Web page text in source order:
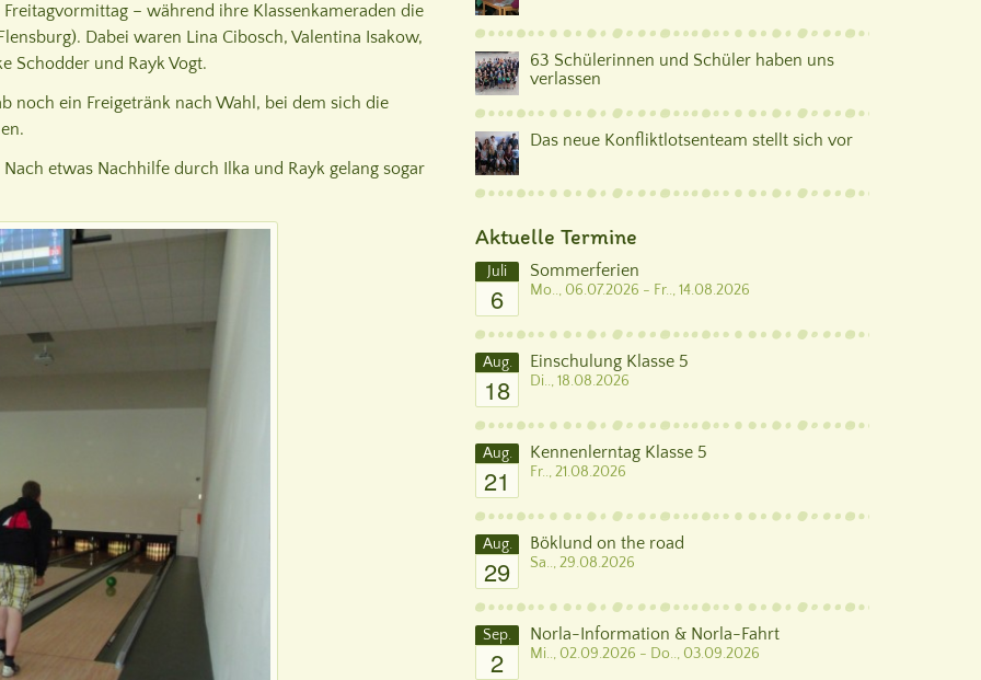
– während ihre Klassenkameraden die
Dabei waren Lina Cibosch, Valentina Isakow,
Schodder und Rayk Vogt.
noch ein Freigetränk nach Wahl, bei dem sich die
etwas Nachhilfe durch Ilka und Rayk gelang sogar
63 Schülerinnen und Schüler haben uns
verlassen
Das neue Konfliktlotsenteam stellt sich vor
Aktuelle Termine
Juli
6
Sommerferien
Mo.., 06.07.2026 - Fr.., 14.08.2026
Aug.
18
Einschulung Klasse 5
Di.., 18.08.2026
Aug.
21
Kennenlerntag Klasse 5
Fr.., 21.08.2026
Aug.
29
Böklund on the road
Sa.., 29.08.2026
Sep.
2
Norla-Information & Norla-Fahrt
Mi.., 02.09.2026 - Do.., 03.09.2026